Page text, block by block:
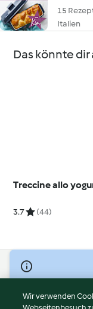
15
Italien
Das könnte
Treccine allo
3.7 (44)
© Copyright 2026
Wir verwenden